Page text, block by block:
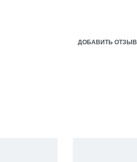
ДОБАВИТЬ ОТЗЫВ